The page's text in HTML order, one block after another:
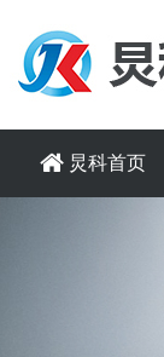
炅科首页